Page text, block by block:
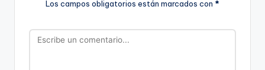
Los campos obligatorios están marcados con *